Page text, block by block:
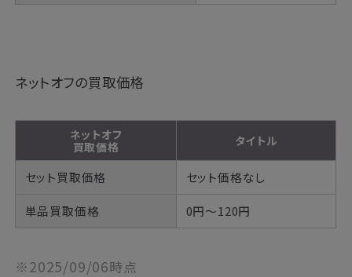
ネットオフの買取価格
ネットオフ
買取価格
タイトル
セット買取価格 セット価格なし
単品買取価格 0円～120円
※2025/09/06時点